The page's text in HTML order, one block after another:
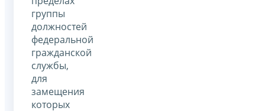
группы
должностей
федеральной
гражданской
службы,
для
замещения
которых